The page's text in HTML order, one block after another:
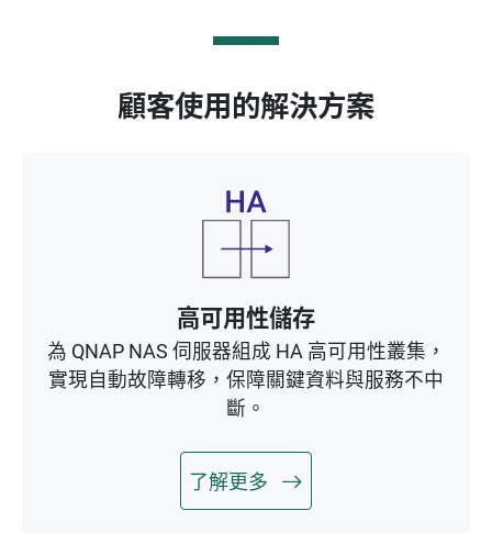
顧客使用的解決方案
高可用性儲存
為 QNAP NAS 伺服器組成 HA 高可用性叢集，
實現自動故障轉移，保障關鍵資料與服務不中
斷。
了解更多